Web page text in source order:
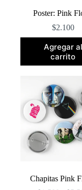
Poster: Pink
$2.100
Agregar al
carrito
Chapitas Pink